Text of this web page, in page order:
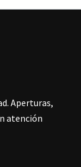
Aperturas,
atención